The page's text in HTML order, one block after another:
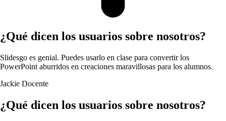
¿Qué dicen los usuarios sobre nosotros?
Slidesgo es genial. Puedes usarlo en clase para convertir los
PowerPoint aburridos en creaciones maravillosas para los alumnos.
Jackie Docente
¿Qué dicen los usuarios sobre nosotros?